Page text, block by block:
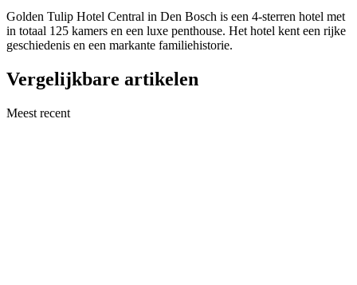
Golden Tulip Hotel Central in Den Bosch is een 4-sterren hotel met
in totaal 125 kamers en een luxe penthouse. Het hotel kent een rijke
geschiedenis en een markante familiehistorie.
Vergelijkbare artikelen
Meest recent